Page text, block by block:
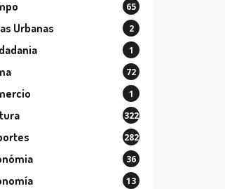
65
Urbanas 2
1
72
1
322
282
36
13